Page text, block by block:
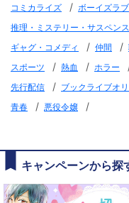
コミカライズ / ボーイズラブ
推理・ミステリー・サスペンス
ギャグ・コメディ / 仲間 /
スポーツ / 熱血 / ホラー
先行配信 / ブックライブオ
青春 / 悪役令嬢
/
キャンペーンから探